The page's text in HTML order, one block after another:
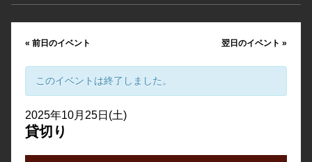
« 前日のイベント 翌日のイベント»
このイベントは終了しました。
2025年10月25日(土)
貸切り